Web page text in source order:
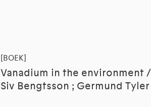
[BOEK]
Vanadium in the environment /
Siv Bengtsson ; Germund Tyler